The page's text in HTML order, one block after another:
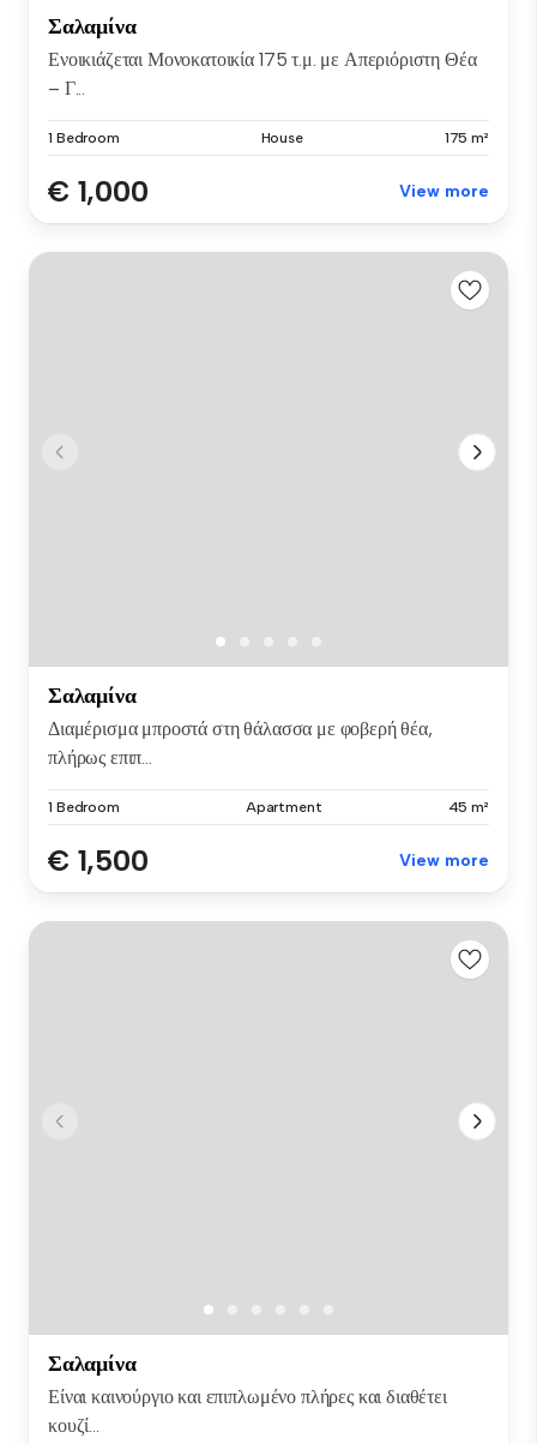
Σαλαμίνα
Ενοικιάζεται Μονοκατοικία 175 τ.μ. με Απεριόριστη Θέα
– Γ...
1 Bedroom House 175 m²
€ 1,000 View more
Σαλαμίνα
Διαμέρισμα μπροστά στη θάλασσα με φοβερή θέα,
πλήρως επιπ...
1 Bedroom Apartment 45 m²
€ 1,500 View more
Σαλαμίνα
Είναι καινούργιο και επιπλωμένο πλήρες και διαθέτει
κουζί...